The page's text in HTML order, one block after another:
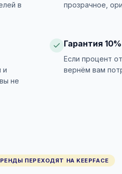
в
прозрачное,
и
не
Гарантия
Если процент
вернём вам
ПЕРЕХОДЯТ НА KEEPFACE